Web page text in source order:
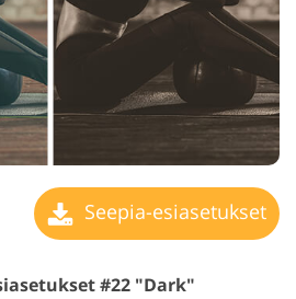
Seepia-esiasetukset
#22 "Dark"